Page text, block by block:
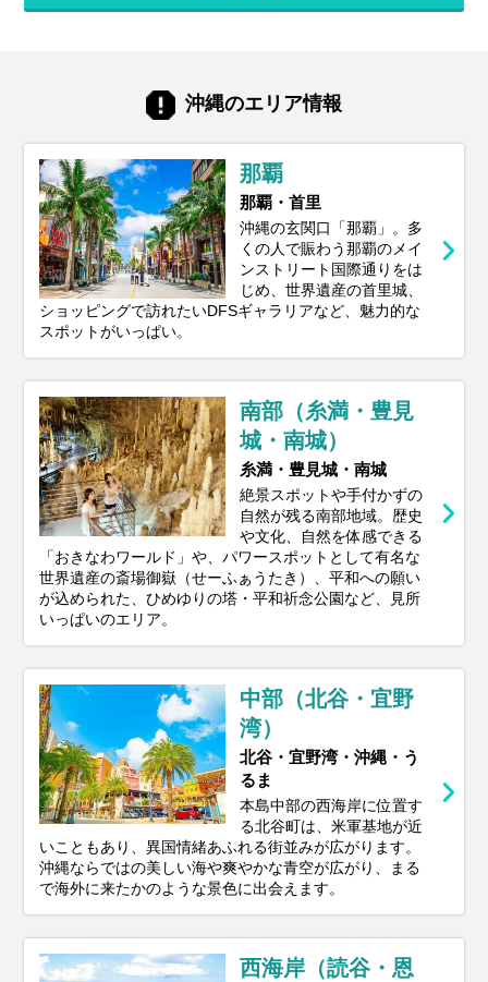
が沖縄旅行を思いっきり楽しむための、計
で、不安を解消し、笑顔あふれる家族旅行
を実現しましょう♪
沖縄のエリア情報
那覇
那覇・首里
沖縄の玄関口「那覇」。多
くの人で賑わう那覇のメイ
ンストリート国際通りをは
じめ、世界遺産の首里城、
ショッピングで訪れたいDFSギャラリアなど、魅力的な
スポットがいっぱい。
南部（糸満・豊見
城・南城）
糸満・豊見城・南城
絶景スポットや手付かずの
自然が残る南部地域。歴史
や文化、自然を体感できる
「おきなわワールド」や、パワースポットとして有名な
世界遺産の斎場御嶽（せーふぁうたき）、平和への願い
が込められた、ひめゆりの塔・平和祈念公園など、見所
いっぱいのエリア。
中部（北谷・宜野
湾）
北谷・宜野湾・沖縄・う
るま
本島中部の西海岸に位置す
る北谷町は、米軍基地が近
いこともあり、異国情緒あふれる街並みが広がります。
沖縄ならではの美しい海や爽やかな青空が広がり、まる
で海外に来たかのような景色に出会えます。
西海岸（読谷・恩